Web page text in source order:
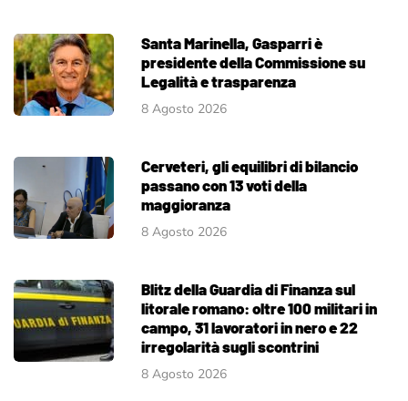
Santa Marinella, Gasparri è
presidente della Commissione su
Legalità e trasparenza
8 Agosto 2026
Cerveteri, gli equilibri di bilancio
passano con 13 voti della
maggioranza
8 Agosto 2026
Blitz della Guardia di Finanza sul
litorale romano: oltre 100 militari in
campo, 31 lavoratori in nero e 22
irregolarità sugli scontrini
8 Agosto 2026